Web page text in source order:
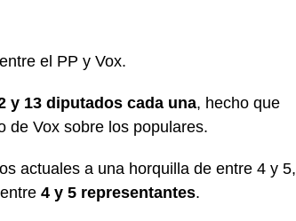
el PP y Vox.
y 13 diputados cada una, hecho que
de Vox sobre los populares.
actuales a una horquilla de entre 4 y 5,
4 y 5 representantes.